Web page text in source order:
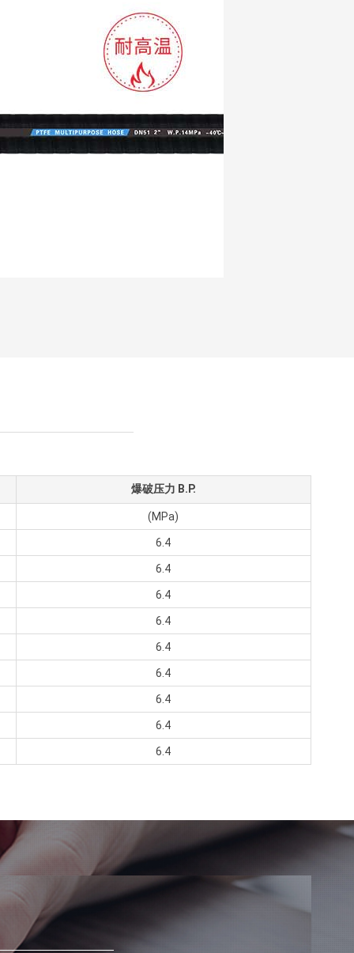
爆破压力 B.P.
(MPa)
6.4
6.4
6.4
6.4
6.4
6.4
6.4
6.4
6.4